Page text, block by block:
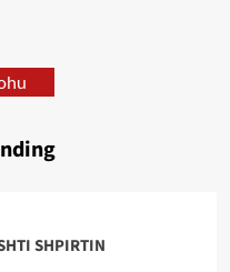
SHPIRTIN